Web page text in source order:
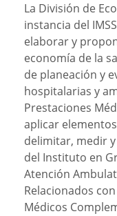
La División de
instancia del
elaborar y
economía de la
de planeación y
hospitalarias y
Prestaciones
aplicar
delimitar, medir
del Instituto en
Atención
Relacionados
Médicos